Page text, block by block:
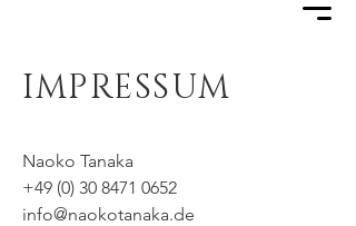
IMPRESSUM
Naoko Tanaka
+49 (0) 30 8471 0652
info@naokotanaka.de